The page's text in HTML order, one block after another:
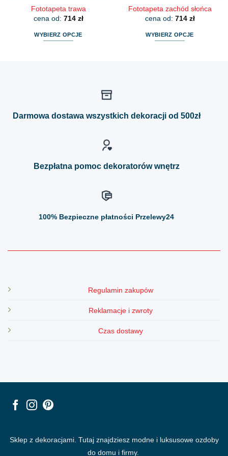
Fototapeta trawa
cena od: 714 zł
WYBIERZ OPCJE
wybrać
Fototapeta zachód słońca
cena od: 714 zł
WYBIERZ OPCJE
wybrać
Darmowa dostawa wszystkich dekoracji od 500zł
Bezpłatna pomoc dekoratorów wnętrz
100% Bezpieczne płatności Przelewy24
Regulamin zakupów
Reklamacje i zwroty
Czas dostawy
Sklep z dekoracjami. Tutaj znajdziesz modne i luksusowe ozdoby
do domu i firmy.